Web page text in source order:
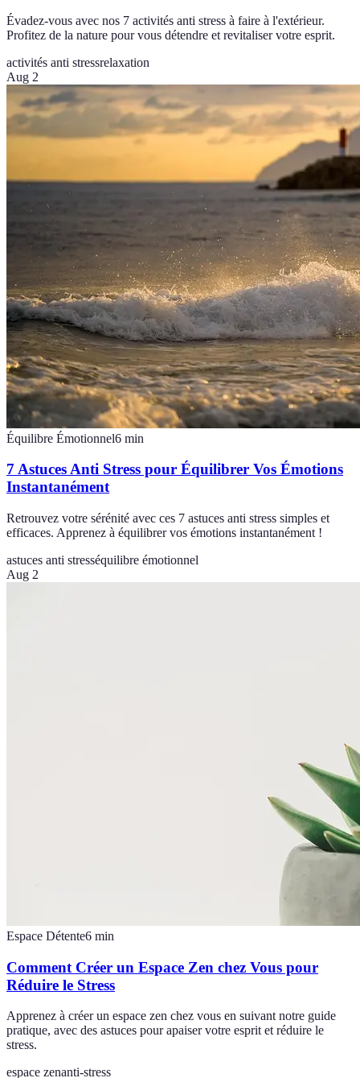
Évadez-vous avec nos 7 activités anti stress à faire à l'extérieur.
Profitez de la nature pour vous détendre et revitaliser votre esprit.
activités anti stressrelaxation
Aug 2
Équilibre Émotionnel6 min
7 Astuces Anti Stress pour Équilibrer Vos Émotions
Instantanément
Retrouvez votre sérénité avec ces 7 astuces anti stress simples et
efficaces. Apprenez à équilibrer vos émotions instantanément !
astuces anti stresséquilibre émotionnel
Aug 2
Espace Détente6 min
Comment Créer un Espace Zen chez Vous pour
Réduire le Stress
Apprenez à créer un espace zen chez vous en suivant notre guide
pratique, avec des astuces pour apaiser votre esprit et réduire le
stress.
espace zenanti-stress